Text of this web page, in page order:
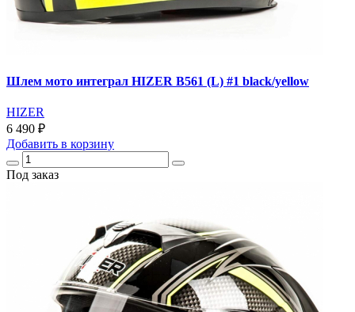
Шлем мото интеграл HIZER B561 (L) #1 black/yellow
HIZER
6 490 ₽
Добавить в корзину
Под заказ